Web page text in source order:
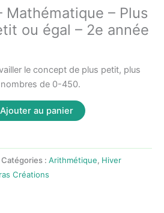
Mathématique – Plus
ou égal – 2e année
le concept de plus petit, plus
de 0-450.
Ajouter au panier
Catégories : Arithmétique, Hiver
Créations